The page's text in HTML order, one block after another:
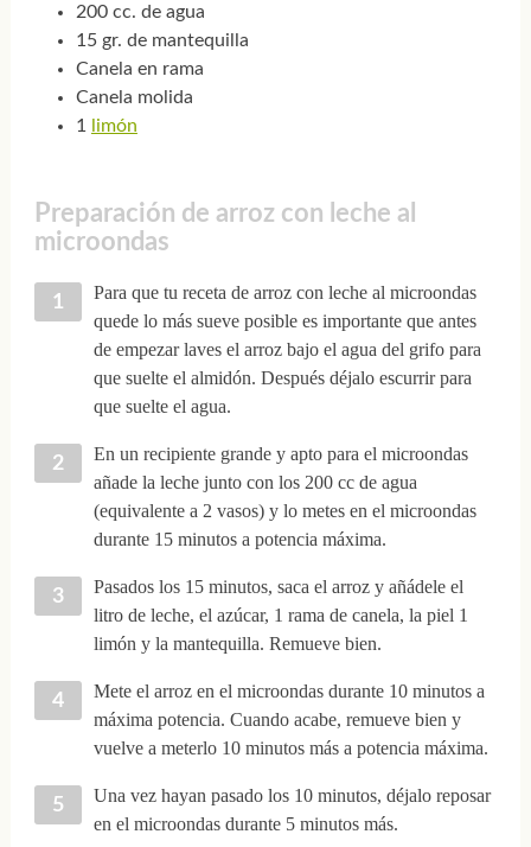
200 cc. de agua
15 gr. de mantequilla
Canela en rama
Canela molida
1
limón
Preparación de arroz con leche al
microondas
Para que tu receta de arroz con leche al microondas
quede lo más sueve posible es importante que antes
de empezar laves el arroz bajo el agua del grifo para
que suelte el almidón. Después déjalo escurrir para
que suelte el agua.
En un recipiente grande y apto para el microondas
añade la leche junto con los 200 cc de agua
(equivalente a 2 vasos) y lo metes en el microondas
durante 15 minutos a potencia máxima.
Pasados los 15 minutos, saca el arroz y añádele el
litro de leche, el azúcar, 1 rama de canela, la piel 1
limón y la mantequilla. Remueve bien.
Mete el arroz en el microondas durante 10 minutos a
máxima potencia. Cuando acabe, remueve bien y
vuelve a meterlo 10 minutos más a potencia máxima.
Una vez hayan pasado los 10 minutos, déjalo reposar
en el microondas durante 5 minutos más.